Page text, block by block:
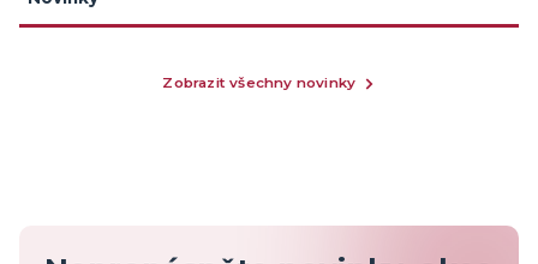
Zobrazit všechny novinky